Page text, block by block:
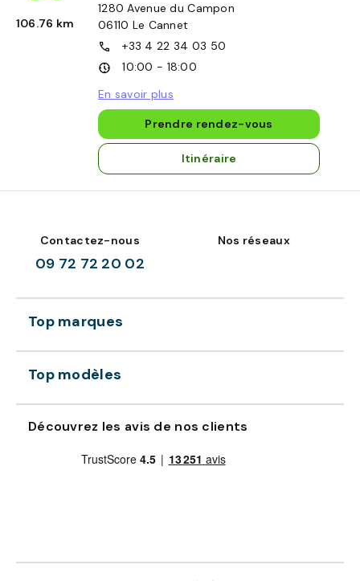
106.76 km
1280 Avenue du Campon
06110 Le Cannet
+33 4 22 34 03 50
10:00 - 18:00
En savoir plus
Prendre rendez-vous
Itinéraire
Contactez-nous
09 72 72 20 02
Nos réseaux
Top marques
Top modèles
Découvrez les avis de nos clients